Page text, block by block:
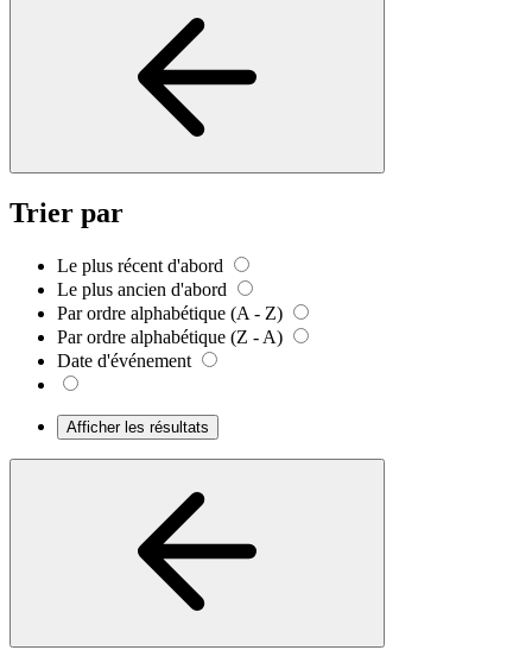
Trier par
Le plus récent d'abord
Le plus ancien d'abord
Par ordre alphabétique (A - Z)
Par ordre alphabétique (Z - A)
Date d'événement
Afficher les résultats